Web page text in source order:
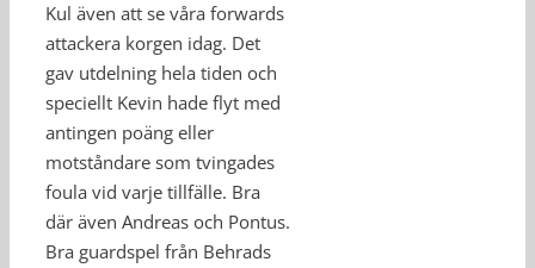
Kul även att se våra forwards
attackera korgen idag. Det
gav utdelning hela tiden och
speciellt Kevin hade flyt med
antingen poäng eller
motståndare som tvingades
foula vid varje tillfälle. Bra
där även Andreas och Pontus.
Bra guardspel från Behrads